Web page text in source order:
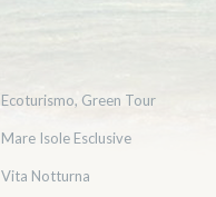
Ecoturismo, Green Tour
Mare Isole Esclusive
Vita Notturna